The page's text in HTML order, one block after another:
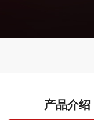
产品介绍